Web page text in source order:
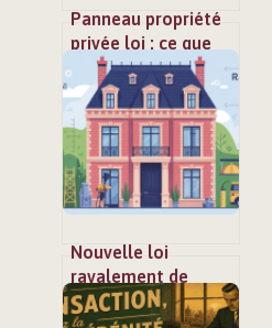
Panneau propriété
privée loi : ce que
vous devez
vraiment savoir
Nouvelle loi
ravalement de
façade 2024 : ce que